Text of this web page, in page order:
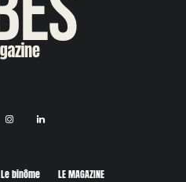
Le binôme LE MAGAZINE